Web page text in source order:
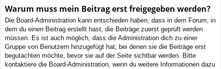
Warum muss mein Beitrag erst freigegeben werden?
Die Board-Administration kann entschieden haben, dass in dem Forum, in
dem du einen Beitrag erstellt hast, die Beiträge zuerst geprüft werden
müssen. Es ist auch möglich, dass die Administration dich zu einer
Gruppe von Benutzern hinzugefügt hat, bei denen sie die Beiträge erst
begutachten möchte, bevor sie auf der Seite sichtbar werden. Bitte
kontaktiere die Board-Administration, wenn du weitere Informationen dazu